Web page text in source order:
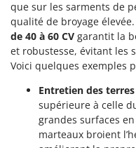
que sur les sarments de
qualité de broyage élevée.
de 40 à 60 CV garantit la
et robustesse, évitant les
Voici quelques exemples
Entretien des
supérieure à celle
grandes surfaces
marteaux broient